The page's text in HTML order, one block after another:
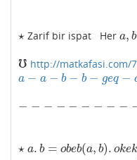
⋆
⋆Zarif bir ispat Her a, b
a,b>
℧
℧ http://matkafasi.com/
a − a − b − b − geq −
a−a−b −b −geq− a− b−b−a
− − − − − − − − −
−− −− −− −−− −− −− −− −
⋆
⋆ a. b = obeb(a, b). okek
a.b= ob eb(a,b).okek[a,b]